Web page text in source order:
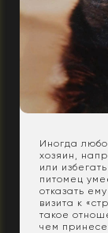
Иногда
хозяин,
или
питомец
отказать
визита к
такое
чем